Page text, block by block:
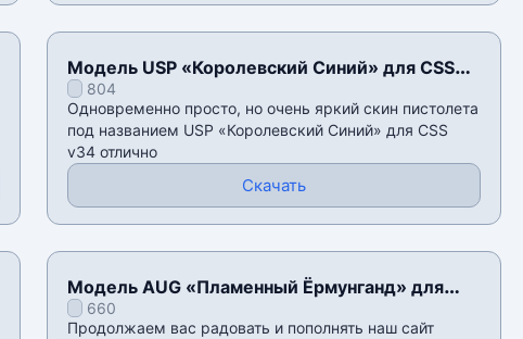
Модель USP «Королевский Синий» для CSS
v34804
Одновременно просто, но очень яркий скин пистолета
под названием USP «Королевский Синий» для CSS
v34 отлично
Скачать
Модель AUG «Пламенный Ёрмунганд» для
CSS v34
660
Продолжаем вас радовать и пополнять наш сайт